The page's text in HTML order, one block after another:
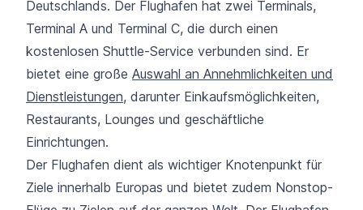
Deutschlands. Der Flughafen hat zwei Terminals,
Terminal A und Terminal C, die durch einen
kostenlosen Shuttle-Service verbunden sind. Er
bietet eine große Auswahl an Annehmlichkeiten und
Dienstleistungen, darunter Einkaufsmöglichkeiten,
Restaurants, Lounges und geschäftliche
Einrichtungen.
Der Flughafen dient als wichtiger Knotenpunkt für
Ziele innerhalb Europas und bietet zudem Nonstop-